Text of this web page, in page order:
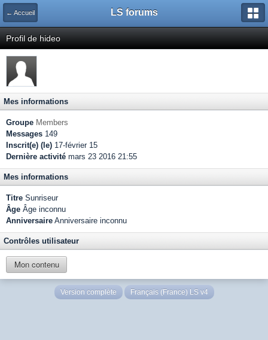
← Accueil LS forums
Profil de hideo
Mes informations
Groupe Members
Messages 149
Inscrit(e) (le) 17-février 15
Dernière activité mars 23 2016 21:55
Mes informations
Titre Sunriseur
Âge Âge inconnu
Anniversaire Anniversaire inconnu
Contrôles utilisateur
Mon contenu
Version complète Français (France) LS v4